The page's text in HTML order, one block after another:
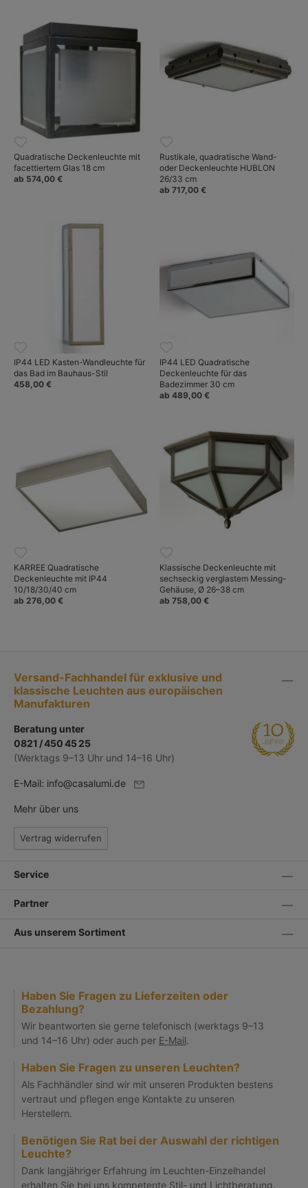
Quadratische Deckenleuchte mit
facettiertem Glas 18 cm
ab 574,00 €
Rustikale, quadratische Wand-
oder Deckenleuchte HUBLON
26/33 cm
ab 717,00 €
IP44 LED Kasten-Wandleuchte für
das Bad im Bauhaus-Stil
458,00 €
IP44 LED Quadratische
Deckenleuchte für das
Badezimmer 30 cm
ab 489,00 €
KARREE Quadratische
Deckenleuchte mit IP44
10/18/30/40 cm
ab 276,00 €
Klassische Deckenleuchte mit
sechseckig verglastem Messing-
Gehäuse, Ø 26–38 cm
ab 758,00 €
Versand-Fachhandel für exklusive und
klassische Leuchten aus europäischen
Manufakturen
Beratung unter
0821 / 450 45 25
(Werktags 9–13 Uhr und 14–16 Uhr)
E-Mail: info@casalumi.de
Mehr über uns
Vertrag widerrufen
Service
Partner
Aus unserem Sortiment
Haben Sie Fragen zu Lieferzeiten oder
Bezahlung?
Wir beantworten sie gerne telefonisch (werktags 9–13
und 14–16 Uhr) oder auch per E-Mail.
Haben Sie Fragen zu unseren Leuchten?
Als Fachhändler sind wir mit unseren Produkten bestens
vertraut und pflegen enge Kontakte zu unseren
Herstellern.
Benötigen Sie Rat bei der Auswahl der richtigen
Leuchte?
Dank langjähriger Erfahrung im Leuchten-Einzelhandel
erhalten Sie bei uns kompetente Stil- und Lichtberatung.